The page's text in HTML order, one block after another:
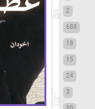
2
688
18
15
24
3